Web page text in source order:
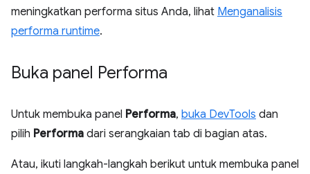
meningkatkan performa situs Anda, lihat Menganalisis
performa runtime.
Buka panel Performa
Untuk membuka panel Performa, buka DevTools dan
pilih Performa dari serangkaian tab di bagian atas.
Atau, ikuti langkah-langkah berikut untuk membuka panel